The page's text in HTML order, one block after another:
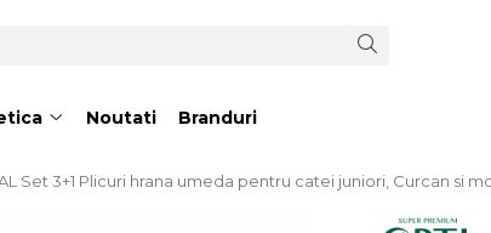
Noutati Branduri
Set 3+1 Plicuri hrana umeda pentru catei juniori, Curcan si